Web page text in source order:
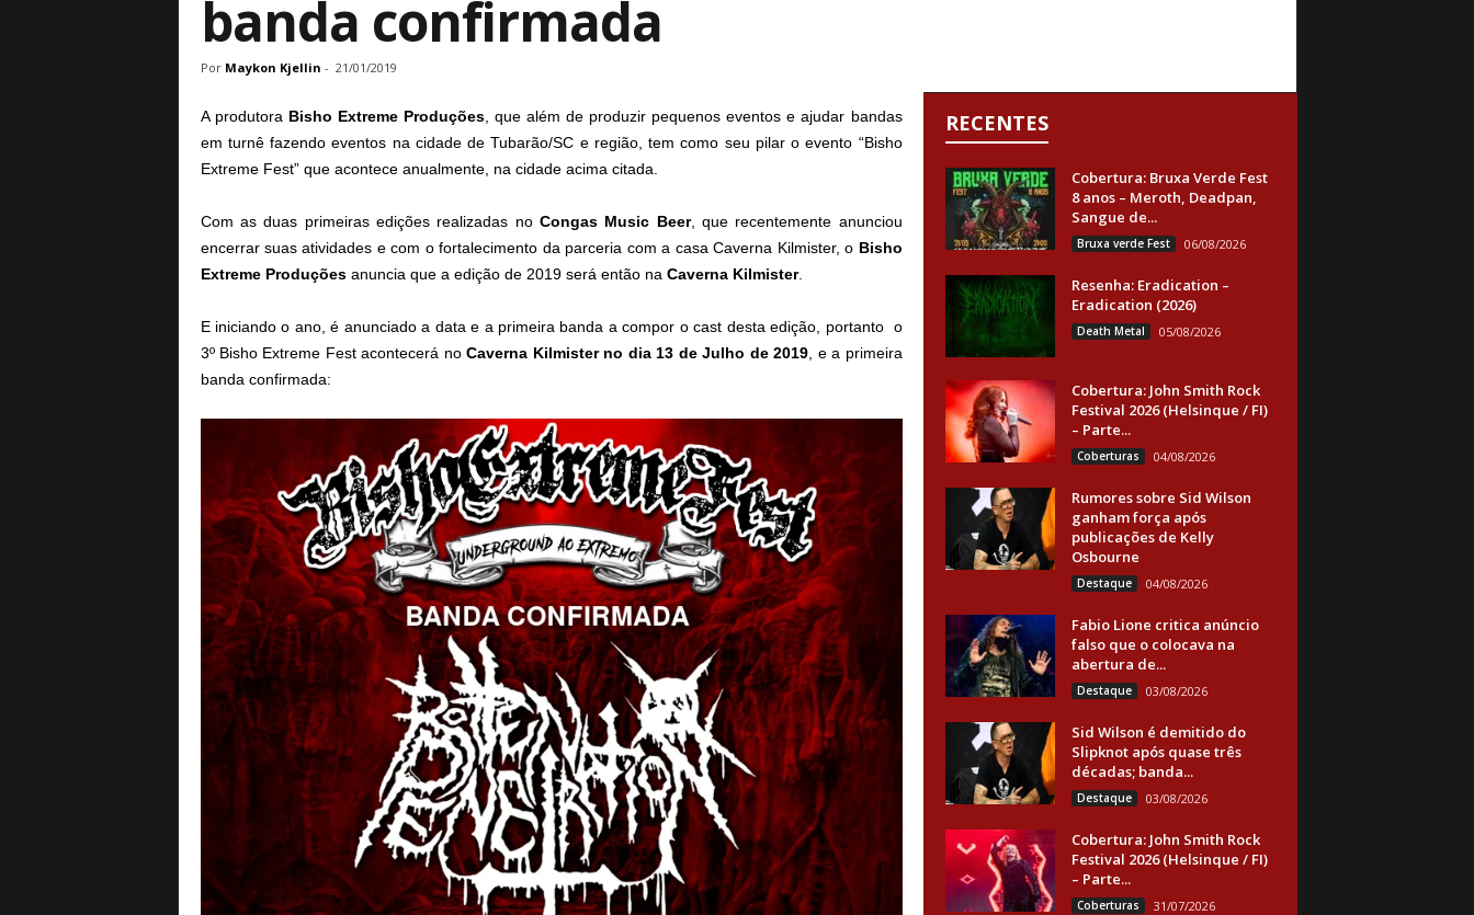
banda confirmada
Por Maykon Kjellin - 21/01/2019
A produtora Bisho Extreme Produções, que além de produzir pequenos eventos e ajudar bandas
em turnê fazendo eventos na cidade de Tubarão/SC e região, tem como seu pilar o evento “Bisho
Extreme Fest” que acontece anualmente, na cidade acima citada.
Com as duas primeiras edições realizadas no Congas Music Beer, que recentemente anunciou
encerrar suas atividades e com o fortalecimento da parceria com a casa Caverna Kilmister, o Bisho
Extreme Produçõesanuncia que a edição de 2019 será então na Caverna Kilmister.
E iniciando o ano, é anunciado a data e a primeira banda a compor o cast desta edição, portanto o
3º Bisho Extreme Fest acontecerá noCaverna Kilmister no dia 13 de Julho de 2019 , e a primeira
banda confirmada:
RECENTES
Cobertura: Bruxa Verde Fest
8 anos – Meroth, Deadpan,
Sangue de...
Bruxa verde Fest 06/08/2026
Resenha: Eradication –
Eradication (2026)
Death Metal 05/08/2026
Cobertura: John Smith Rock
Festival 2026 (Helsinque / FI)
– Parte...
Coberturas 04/08/2026
Rumores sobre Sid Wilson
ganham força após
publicações de Kelly
Osbourne
Destaque 04/08/2026
Fabio Lione critica anúncio
falso que o colocava na
abertura de...
Destaque 03/08/2026
Sid Wilson é demitido do
Slipknot após quase três
décadas; banda...
Destaque 03/08/2026
Cobertura: John Smith Rock
Festival 2026 (Helsinque / FI)
– Parte...
Coberturas 31/07/2026